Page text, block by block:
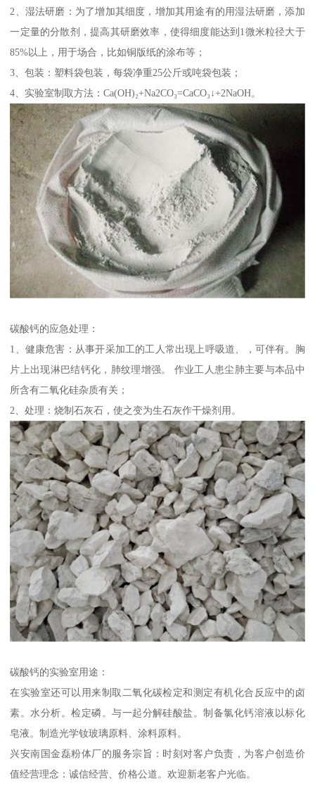
2、湿法研磨：为了增加其细度，增加其用途有的用湿法研磨，添加
一定量的分散剂，提高其研磨效率，使得细度能达到1微米粒径大于
85%以上，用于场合，比如铜版纸的涂布等；
3、包装：塑料袋包装，每袋净重25公斤或吨袋包装；
4、实验室制取方法：Ca(OH)₂+Na2CO₃=CaCO₃↓+2NaOH。
碳酸钙的应急处理：
1、健康危害：从事开采加工的工人常出现上呼吸道、，可伴有。胸
片上出现淋巴结钙化，肺纹理增强。 作业工人患尘肺主要与本品中
所含有二氧化硅杂质有关；
2、处理：烧制石灰石，使之变为生石灰作干燥剂用。
碳酸钙的实验室用途：
在实验室还可以用来制取二氧化碳检定和测定有机化合反应中的卤
素。水分析。检定磷。与一起分解硅酸盐。制备氯化钙溶液以标化
皂液。制造光学钕玻璃原料、涂料原料。
兴安南国金磊粉体厂的服务宗旨：时刻对客户负责，为客户创造价
值经营理念：诚信经营、价格公道。欢迎新老客户光临。